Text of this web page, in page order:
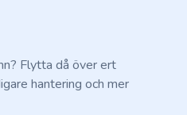
Flytta då över ert
hantering och mer